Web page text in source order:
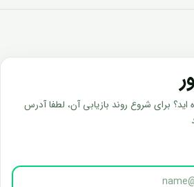
اید؟ برای شروع روند بازیابی آن، لطفا آدرس